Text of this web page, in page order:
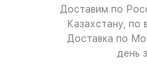
Доставим по
Казахстану, по
Доставка по
день